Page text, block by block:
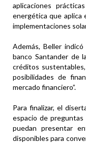
aplicaciones
energética que aplica
implementaciones
Además, Beller
banco Santander de
créditos
posibilidades de
mercado financiero”.
Para finalizar, el
espacio de
puedan presentar
disponibles para